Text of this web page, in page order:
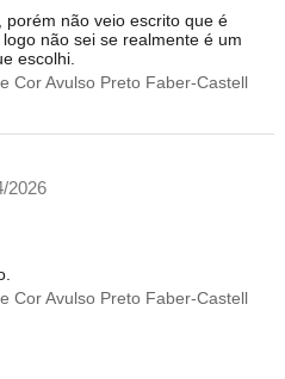
porém não veio escrito que é
não sei se realmente é um
escolhi.
Cor Avulso Preto Faber-Castell
2026
Cor Avulso Preto Faber-Castell